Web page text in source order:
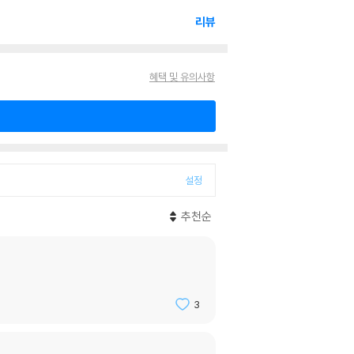
리뷰
혜택 및 유의사항
설정
추천순
3